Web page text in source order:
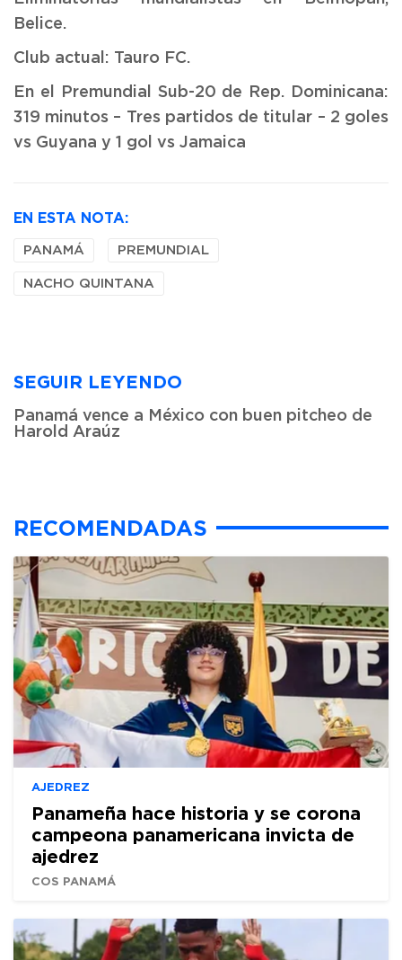
Belice.
Club actual: Tauro FC.
En el Premundial Sub-20 de Rep. Dominicana:
319 minutos – Tres partidos de titular – 2 goles
vs Guyana y 1 gol vs Jamaica
EN ESTA NOTA:
PANAMÁ PREMUNDIAL
NACHO QUINTANA
SEGUIR LEYENDO
Panamá vence a México con buen pitcheo de
Harold Araúz
RECOMENDADAS
AJEDREZ
Panameña hace historia y se corona
campeona panamericana invicta de
ajedrez
COS PANAMÁ